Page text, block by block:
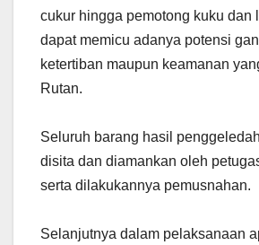
cukur hingga pemotong kuku dan
dapat memicu adanya potensi
ketertiban maupun keamanan
Rutan.
Seluruh barang hasil
disita dan diamankan oleh
serta dilakukannya pemusnahan.
Selanjutnya dalam pelaksanaan